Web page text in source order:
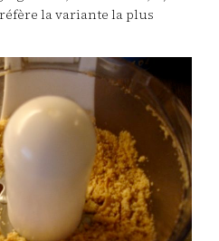
la variante la plus